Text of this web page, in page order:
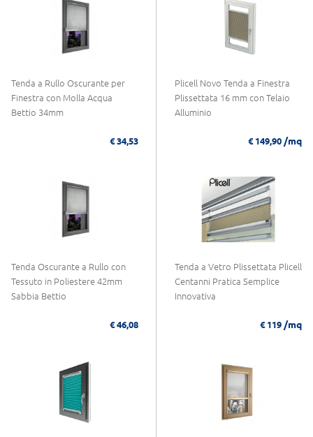
Tenda a Rullo Oscurante per
Finestra con Molla Acqua
Bettio 34mm
€ 34,53
Plicell Novo Tenda a Finestra
Plissettata 16 mm con Telaio
Alluminio
€ 149,90 /mq
Tenda Oscurante a Rullo con
Tessuto in Poliestere 42mm
Sabbia Bettio
€ 46,08
Tenda a Vetro Plissettata Plicell
Centanni Pratica Semplice
Innovativa
€ 119 /mq